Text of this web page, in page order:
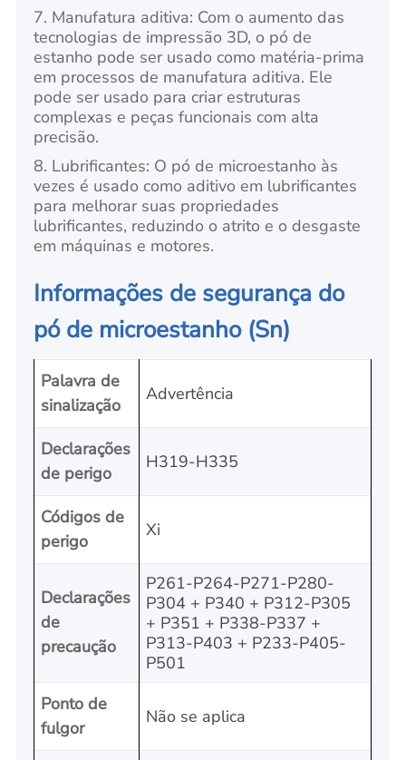
7. Manufatura aditiva: Com o aumento das
tecnologias de impressão 3D, o pó de
estanho pode ser usado como matéria-prima
em processos de manufatura aditiva. Ele
pode ser usado para criar estruturas
complexas e peças funcionais com alta
precisão.
8. Lubrificantes: O pó de microestanho às
vezes é usado como aditivo em lubrificantes
para melhorar suas propriedades
lubrificantes, reduzindo o atrito e o desgaste
em máquinas e motores.
Informações de segurança do
pó de microestanho (Sn)
Palavra de
sinalização
Advertência
Declarações
de perigo
H319-H335
Códigos de
perigo
Xi
Declarações
de
precaução
P261-P264-P271-P280-
P304 + P340 + P312-P305
+ P351 + P338-P337 +
P313-P403 + P233-P405-
P501
Ponto de
fulgor
Não se aplica